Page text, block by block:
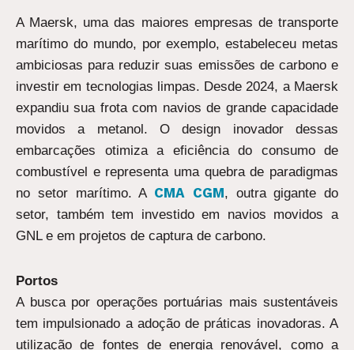
A Maersk, uma das maiores empresas de transporte
marítimo do mundo, por exemplo, estabeleceu metas
ambiciosas para reduzir suas emissões de carbono e
investir em tecnologias limpas. Desde 2024, a Maersk
expandiu sua frota com navios de grande capacidade
movidos a metanol. O design inovador dessas
embarcações otimiza a eficiência do consumo de
combustível e representa uma quebra de paradigmas
no setor marítimo. A CMA CGM, outra gigante do
setor, também tem investido em navios movidos a
GNL e em projetos de captura de carbono.
Portos
A busca por operações portuárias mais sustentáveis
tem impulsionado a adoção de práticas inovadoras. A
utilização de fontes de energia renovável, como a